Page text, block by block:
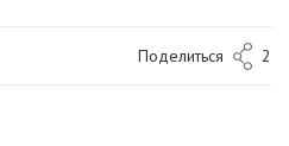
Поделиться 2